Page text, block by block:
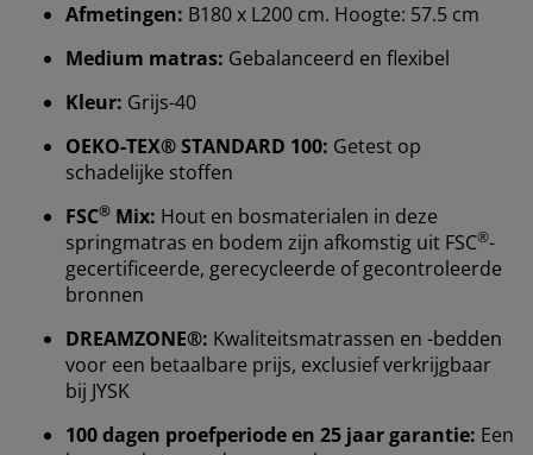
Afmetingen: B180 x L200 cm. Hoogte: 57.5 cm
Medium matras: Gebalanceerd en flexibel
Kleur: Grijs-40
OEKO-TEX® STANDARD 100: Getest op
schadelijke stoffen
FSC® Mix: Hout en bosmaterialen in deze
springmatras en bodem zijn afkomstig uit FSC®-
gecertificeerde, gerecycleerde of gecontroleerde
bronnen
DREAMZONE®: Kwaliteitsmatrassen en -bedden
voor een betaalbare prijs, exclusief verkrijgbaar
bij JYSK
100 dagen proefperiode en 25 jaar garantie: Een
Wij personaliseren jouw ervaring
identificatoren om je een goede ervaring te bieden
tijdens het bezoeken van onze website. Cookies
verzamelen informatie over jou om functionaliteit,
statistieken en relevante marketing te waarborgen.